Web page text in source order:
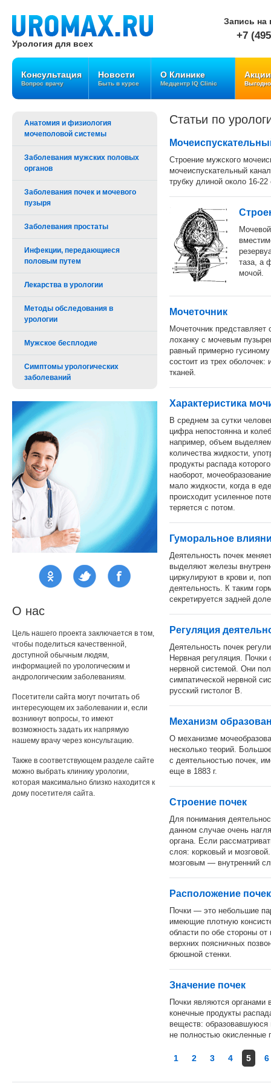
Урология для всех
Запись на
+7
Консультация
Вопрос врачу
Новости
Быть в курсе
О Клинике
Медцентр IQ Clinic
Акции
Анатомия и физиология
мочеполовой системы
Заболевания мужских половых
органов
Заболевания почек и мочевого
пузыря
Заболевания простаты
Инфекции, передающиеся
половым путем
Лекарства в урологии
Методы обследования в
урологии
Мужское бесплодие
Симптомы урологических
заболеваний
О нас
Цель нашего проекта заключается в том,
чтобы поделиться качественной,
доступной обычным людям,
информацией по урологическим и
андрологическим заболеваниям.
Посетители сайта могут почитать об
интересующем их заболевании и, если
возникнут вопросы, то имеют
возможность задать их напрямую
нашему врачу через консультацию.
Также в соответствующем разделе сайте
можно выбрать клинику урологии,
которая максимально близко находится к
дому посетителя сайта.
Статьи по
Строение мужского
мочеиспускательный
трубку длиной около 16-
таза, а
мочой.
Мочеточник
Мочеточник представляет
лоханку с мочевым
равный примерно
состоит из трех
тканей.
Характеристика
В среднем за сутки
цифра непостоянна и
например, объем
количества жидкости,
продукты распада
наоборот,
мало жидкости, когда в
происходит усиленное
теряется с потом.
Гуморальное
Деятельность почек
выделяют железы
циркулируют в крови и,
деятельность. К таким
секретируется задней
Регуляция
Деятельность почек
Нервная регуляция. Почки
нервной системой. Они
симпатической нервной
русский гистолог В.
Механизм
О механизме
несколько теорий.
с деятельностью почек,
еще в 1883 г.
Строение почек
Для понимания
данном случае очень
органа. Если
слоя: корковый и
мозговым — внутренний
Расположение
Почки — это небольшие
имеющие плотную
области по обе стороны от
верхних поясничных
брюшной стенки.
Значение почек
Почки являются органами
конечные продукты
веществ: образовавшуюся
не полностью окисленные
1 2 3 4 5 6